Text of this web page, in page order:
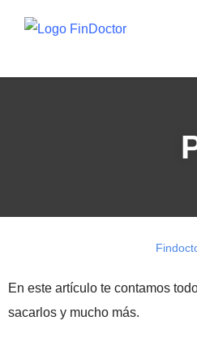
En este artículo te contamos
sacarlos y mucho más.